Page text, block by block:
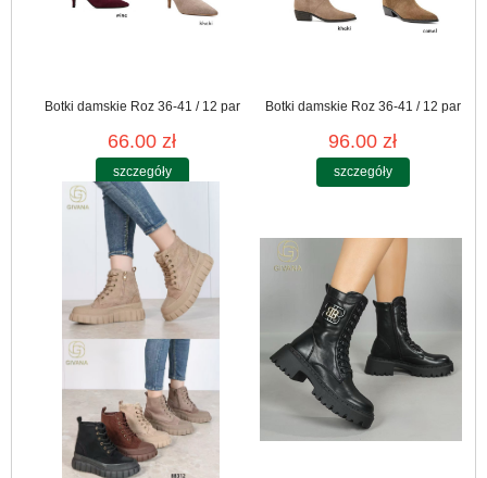
Botki damskie Roz 36-41 / 12 par
66.00 zł
szczegóły
Botki damskie Roz 36-41 / 12 par
96.00 zł
szczegóły